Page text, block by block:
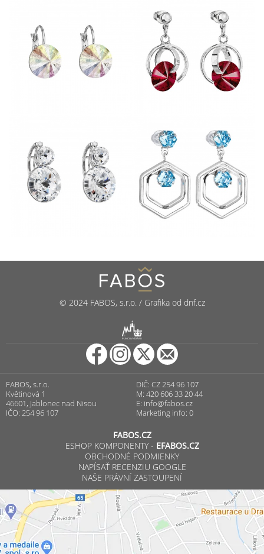
© 2024 FABOS, s.r.o. / Grafika od dnf.cz
PUNCOVNÍ ÚŘAD
FABOS, s.r.o.
Květinová 1
46601, Jablonec nad Nisou
IČO: 254 96 107
DIČ: CZ 254 96 107
M: 420 606 33 20 44
E: info@fabos.cz
Marketing info: 0
FABOS.CZ
ESHOP KOMPONENTY - EFABOS.CZ
OBCHODNÉ PODMIENKY
NAPÍSAŤ RECENZIU GOOGLE
NAŠE PRÁVNÍ ZASTOUPENÍ